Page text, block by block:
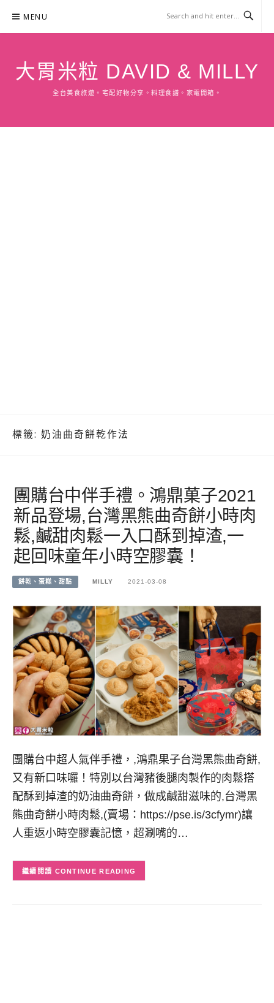
content
MENU
大胃米粒 DAVID & MILLY
全台美食旅遊。宅配好物分享。料理食譜。家電開箱。
標籤: 奶油曲奇餅乾作法
團購台中伴手禮。鴻鼎菓子2021
新品登場,台灣黑熊曲奇餅小時肉
鬆,鹹甜肉鬆一入口酥到掉渣,一
起回味童年小時空膠囊！
餅乾、蛋糕、甜點 MILLY 2021-03-08
團購台中超人氣伴手禮，,鴻鼎果子台灣黑熊曲奇餅,
又有新口味囉！特別以台灣豬後腿肉製作的肉鬆搭
配酥到掉渣的奶油曲奇餅，做成鹹甜滋味的,台灣黑
熊曲奇餅小時肉鬆,(賣場：https://pse.is/3cfymr)讓
人重返小時空膠囊記憶，超涮嘴的…
CONTINUE READING